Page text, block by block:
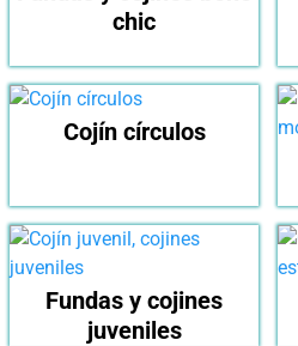
chic
Cojín círculos
Fundas y cojines
juveniles